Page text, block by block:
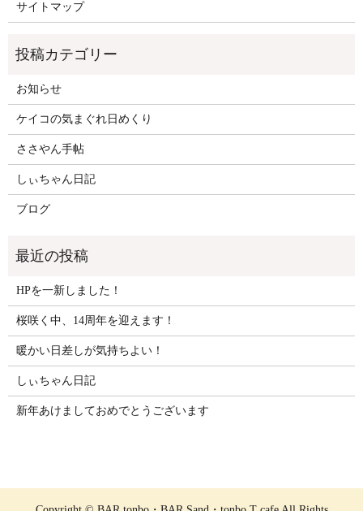
サイトマップ
お知らせ
ケイコの気まぐれ日めくり
ささやん手帖
しぃちゃん日記
ブログ
HPを一新しました！
桜咲く中、14周年を迎えます！
暖かい日差しが気持ちよい！
しぃちゃん日記
新年あけましておめでとうございます